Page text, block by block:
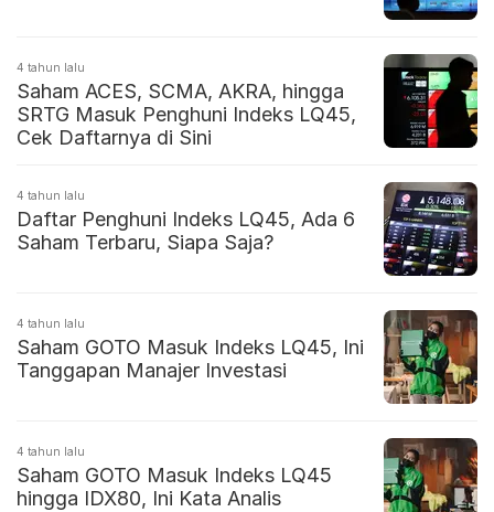
4 tahun lalu
Saham ACES, SCMA, AKRA, hingga
SRTG Masuk Penghuni Indeks LQ45,
Cek Daftarnya di Sini
4 tahun lalu
Daftar Penghuni Indeks LQ45, Ada 6
Saham Terbaru, Siapa Saja?
4 tahun lalu
Saham GOTO Masuk Indeks LQ45, Ini
Tanggapan Manajer Investasi
4 tahun lalu
Saham GOTO Masuk Indeks LQ45
hingga IDX80, Ini Kata Analis